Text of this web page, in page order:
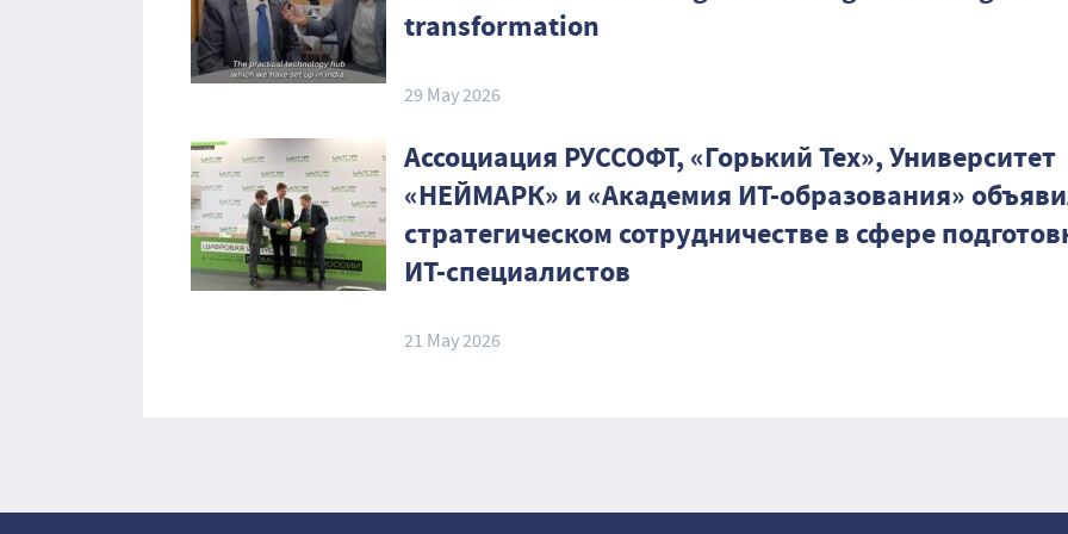
transformation
29 May 2026
Ассоциация РУССОФТ, «Горький Тех», Университет
«НЕЙМАРК» и «Академия ИТ-образования»
стратегическом сотрудничестве в сфере
ИТ-специалистов
21 May 2026